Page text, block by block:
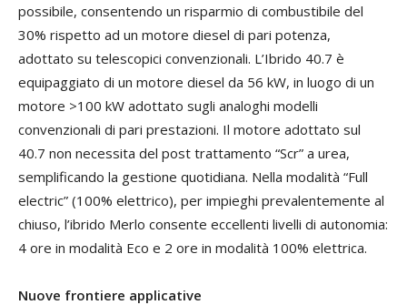
possibile, consentendo un risparmio di combustibile del
30% rispetto ad un motore diesel di pari potenza,
adottato su telescopici convenzionali. L’Ibrido 40.7 è
equipaggiato di un motore diesel da 56 kW, in luogo di un
motore >100 kW adottato sugli analoghi modelli
convenzionali di pari prestazioni. Il motore adottato sul
40.7 non necessita del post trattamento “Scr” a urea,
semplificando la gestione quotidiana. Nella modalità “Full
electric” (100% elettrico), per impieghi prevalentemente al
chiuso, l’ibrido Merlo consente eccellenti livelli di autonomia:
4 ore in modalità Eco e 2 ore in modalità 100% elettrica.
Nuove frontiere applicative